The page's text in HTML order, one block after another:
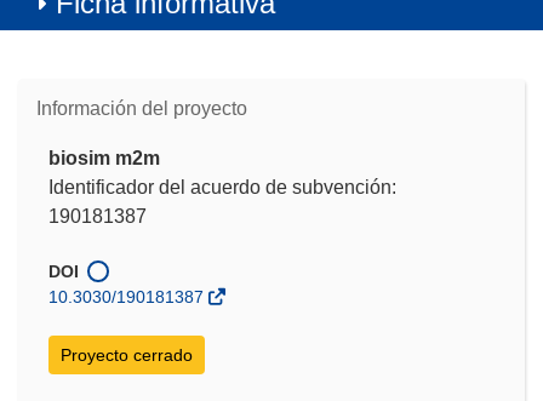
Información del proyecto
biosim m2m
Identificador del acuerdo de subvención:
190181387
DOI
10.3030/190181387
Proyecto cerrado